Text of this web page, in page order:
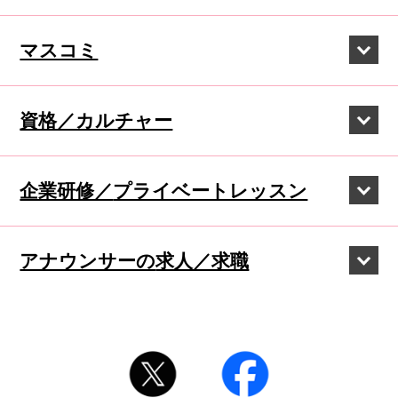
マスコミ
資格／カルチャー
企業研修／プライベートレッスン
アナウンサーの求人／求職